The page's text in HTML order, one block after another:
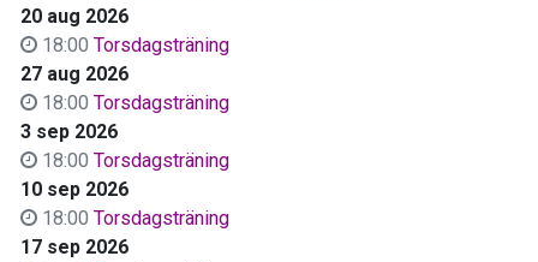
20 aug 2026
18:00 Torsdagsträning
27 aug 2026
18:00 Torsdagsträning
3 sep 2026
18:00 Torsdagsträning
10 sep 2026
18:00 Torsdagsträning
17 sep 2026